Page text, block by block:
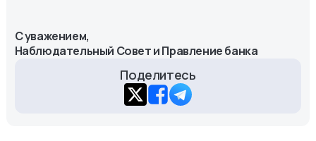
С уважением,
Наблюдательный Совет и Правление банка
Поделитесь